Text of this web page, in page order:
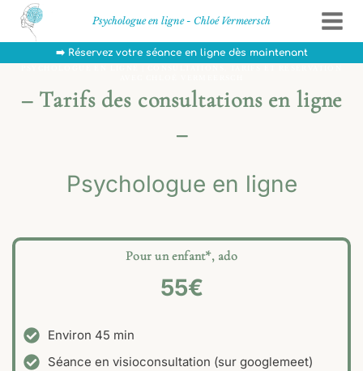
Aller
contenu
Psychologue en ligne - Chloé Vermeersch
➡️ Réservez votre séance en ligne dès maintenant
– Tarifs des consultations en ligne
–
Psychologue en ligne
Pour un enfant*, ado
55€
Environ 45 min
Séance en visioconsultation (sur googlemeet)